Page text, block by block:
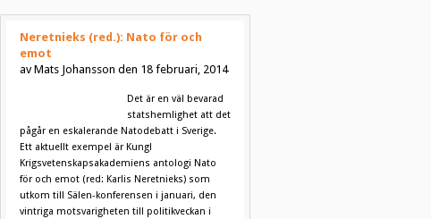
Neretnieks (red.): Nato för och
emot
av Mats Johansson den 18 februari, 2014
Det är en väl bevarad
statshemlighet att det
pågår en eskalerande Natodebatt i Sverige.
Ett aktuellt exempel är Kungl
Krigsvetenskapsakademiens antologi Nato
för och emot (red: Karlis Neretnieks) som
utkom till Sälen-konferensen i januari, den
vintriga motsvarigheten till politikveckan i